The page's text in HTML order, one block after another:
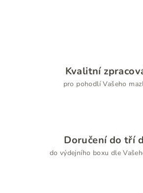
Kvalitní
pro pohodlí Vašeho
Doručení do tří
do výdejního boxu dle